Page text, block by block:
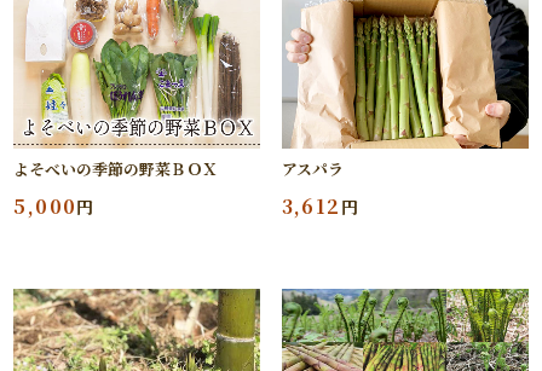
よそべいの季節の野菜ＢＯＸ
5,000円
アスパラ
3,612円